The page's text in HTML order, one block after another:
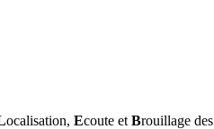
ocalisation, Ecoute et Brouillage des